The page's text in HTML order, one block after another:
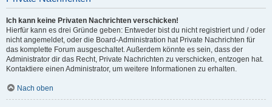
Ich kann keine Privaten Nachrichten verschicken!
Hierfür kann es drei Gründe geben: Entweder bist du nicht registriert und / oder
nicht angemeldet, oder die Board-Administration hat Private Nachrichten für
das komplette Forum ausgeschaltet. Außerdem könnte es sein, dass der
Administrator dir das Recht, Private Nachrichten zu verschicken, entzogen hat.
Kontaktiere einen Administrator, um weitere Informationen zu erhalten.
Nach oben